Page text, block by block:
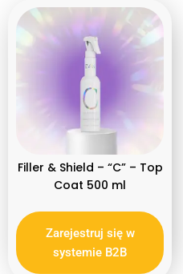
Filler & Shield – “C” – Top
Coat 500 ml
Zarejestruj się w
systemie B2B